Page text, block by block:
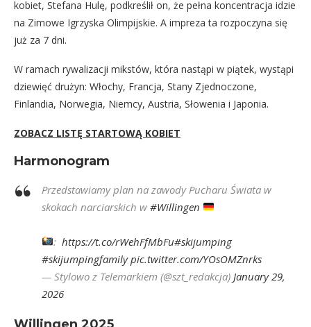
kobiet, Stefana Hulę, podkreślił on, że pełna koncentracja idzie
na Zimowe Igrzyska Olimpijskie. A impreza ta rozpoczyna się
już za 7 dni.
W ramach rywalizacji mikstów, która nastąpi w piątek, wystąpi
dziewięć drużyn: Włochy, Francja, Stany Zjednoczone,
Finlandia, Norwegia, Niemcy, Austria, Słowenia i Japonia.
ZOBACZ LISTĘ STARTOWĄ KOBIET
Harmonogram
Przedstawiamy plan na zawody Pucharu Świata w
skokach narciarskich w #Willingen
:https://t.co/rWehFfMbFu#skijumping
#skijumpingfamily pic.twitter.com/YOsOMZnrks
— Stylowo z Telemarkiem (@szt_redakcja) January 29,
2026